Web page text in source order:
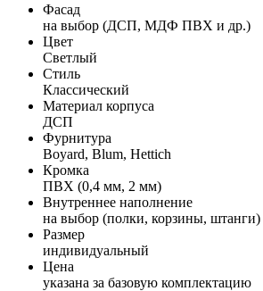
Фасад
на выбор (ДСП, МДФ ПВХ и др.)
Цвет
Светлый
Стиль
Классический
Материал корпуса
ДСП
Фурнитура
Boyard, Blum, Hettich
Кромка
ПВХ (0,4 мм, 2 мм)
Внутреннее наполнение
на выбор (полки, корзины, штанги)
Размер
индивидуальный
Цена
указана за базовую комплектацию